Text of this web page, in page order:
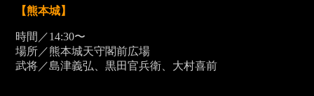
【熊本城】
時間／14:30〜
場所／熊本城天守閣前広場
武将／島津義弘、黒田官兵衛、大村喜前